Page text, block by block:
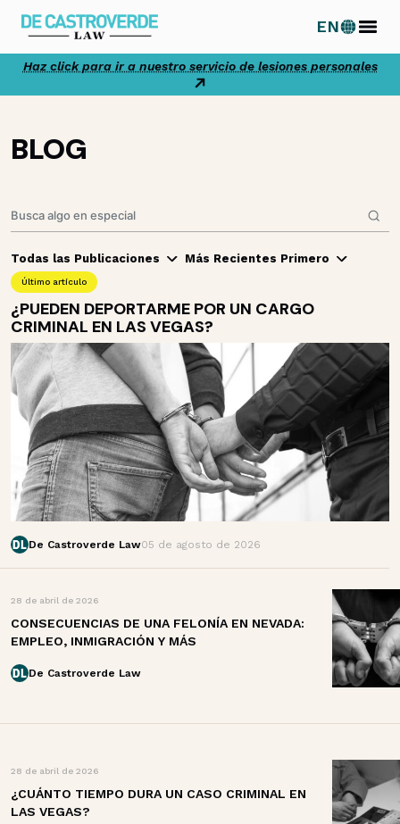
contenido
EN
Haz click para ir a nuestro servicio de lesiones personales
BLOG
Todas las Publicaciones Más Recientes Primero
Último artículo
¿PUEDEN DEPORTARME POR UN CARGO
CRIMINAL EN LAS VEGAS?
De Castroverde Law05 de agosto de 2026
28 de abril de 2026
CONSECUENCIAS DE UNA FELONÍA EN NEVADA:
EMPLEO, INMIGRACIÓN Y MÁS
De Castroverde Law
28 de abril de 2026
¿CUÁNTO TIEMPO DURA UN CASO CRIMINAL EN
LAS VEGAS?